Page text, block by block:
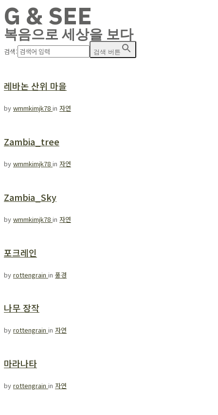
G & SEE
복음으로 세상을 보다
검색: 검색 버튼
레바논 산위 마을
by wmmkimjk78 in 자연
Zambia_tree
by wmmkimjk78 in 자연
Zambia_Sky
by wmmkimjk78 in 자연
포크레인
by rottengrain in 풍경
나무 장작
by rottengrain in 자연
마라나타
by rottengrain in 자연